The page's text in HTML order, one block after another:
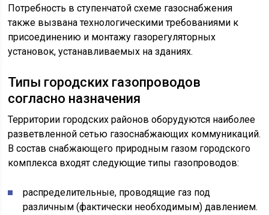
Потребность в ступенчатой схеме газоснабжения
также вызвана технологическими требованиями к
присоединению и монтажу газорегуляторных
установок, устанавливаемых на зданиях.
Типы городских газопроводов
согласно назначения
Территории городских районов оборудуются наиболее
разветвленной сетью газоснабжающих коммуникаций.
В состав снабжающего природным газом городского
комплекса входят следующие типы газопроводов:
распределительные, проводящие газ под
различным (фактически необходимым) давлением.